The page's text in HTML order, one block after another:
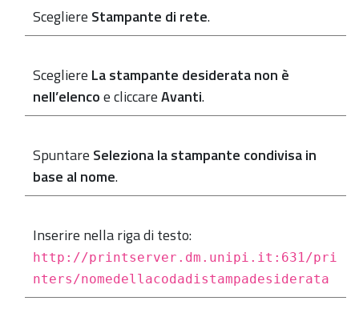
Scegliere Stampante di rete.
Scegliere La stampante desiderata non è
nell’elencoe cliccareAvanti.
Spuntare Seleziona la stampante condivisa in
base al nome.
Inserire nella riga di testo:
http://printserver.dm.unipi.it:631/pri
nters/nomedellacodadistampadesiderata